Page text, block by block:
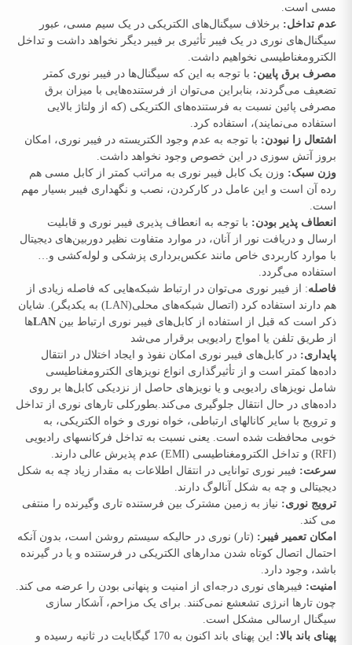
مسی است.
عدم تداخل: برخلاف سیگنال‌های الکتریکی در یک سیم مسی، عبور
سیگنال‌های نوری در یک فیبر تأثیری بر فیبر دیگر نخواهد داشت و تداخل
الکترومغناطیسی نخواهیم داشت.
مصرف برق پایین: با توجه به این که سیگنال‌ها در فیبر نوری کمتر
تضعیف می‌گردند، بنابراین می‌توان از فرستنده‌هایی با میزان برق
مصرفی پائین نسبت به فرستنده‌های الکتریکی (که از ولتاژ بالایی
استفاده می‌نمایند)، استفاده کرد.
اشتعال ‌زا نبودن: با توجه به عدم وجود الکتریسته در فیبر نوری، امکان
بروز آتش ‌سوزی در این خصوص وجود نخواهد داشت.
وزن سبک: وزن یک کابل فیبر نوری به مراتب کمتر از کابل مسی هم
‌رده‌ آن است و این عامل در کارکردن، نصب و نگهداری فیبر بسیار مهم
است.
انعطاف ‌پذیر بودن: با توجه به انعطاف ‌پذیری فیبر نوری و قابلیت
ارسال و دریافت نور از آنان، در موارد متفاوت نظیر دوربین‌های دیجیتال
با موارد کاربردی خاص مانند عکس‌برداری پزشکی و لوله‌کشی و…
استفاده می‌گردد.
فاصله: از فیبر نوری می‌توان در ارتباط شبکه‌هایی که فاصله زیادی از
هم دارند استفاده کرد (اتصال شبکه‌های محلی(LAN) به یکدیگر). شایان
ذکر است که قبل از استفاده از کابل‌های فیبر نوری ارتباط بین LAN‌ها
از طریق تلفن یا امواج رادیویی برقرار می‌شد
پایداری: در کابل‌های فیبر نوری امکان نفوذ و ایجاد اختلال در انتقال
داده‌ها کمتر است و از تأثیرگذاری انواع نویزهای الکترومغناطیسی
شامل نویزهای رادیویی و یا نویزهای حاصل از نزدیکی کابل‌ها بر روی
داده‌های در حال انتقال جلوگیری می‌کند.بطورکلی تارهای نوری از تداخل
و ترویج با سایر کانالهای ارتباطی، خواه نوری و خواه الکتریکی، به
خوبی محافظت شده‌ است. یعنی نسبت به تداخل فرکانسهای رادیویی
(RFI) و تداخل الکترومغناطیسی (EMI) عدم پذیرش عالی دارند.
سرعت: فیبر نوری توانایی در انتقال اطلاعات به مقدار زیاد چه به شکل
دیجیتالی‌ و ‌چه به شکل آنالوگ دارند.
ترویج نوری: نیاز به زمین مشترک بین فرستنده تاری وگیرنده را منتفی
می کند.
امکان تعمیر فیبر: (تار) نوری در حالیکه سیستم روشن است، بدون آنکه
احتمال اتصال کوتاه شدن مدارهای الکتریکی در فرستنده و یا در گیرنده
باشد، وجود دارد.
امنیت: فیبرهای نوری درجه‌ای از امنیت و پنهانی بودن را عرضه می کند.
چون تارها انرژی تشعشع نمی‌کنند. برای یک مزاحم، آشکار سازی
سیگنال ارسالی مشکل است.
پهنای باند بالا:
این پهنای باند اکنون به 170 گیگابایت در ثانیه رسیده و